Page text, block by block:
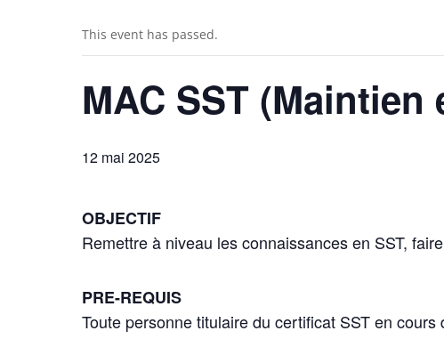
This event has passed.
MAC SST
12 mai 2025
OBJECTIF
Remettre à niveau les connaissances en SST,
PRE-REQUIS
Toute personne titulaire du certificat SST en cours